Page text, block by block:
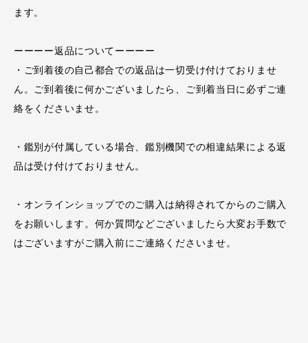
ます。
ーーーー返品についてーーーー
・ご到着後の自己都合での返品は一切受け付けておりませ
ん。ご到着後に何かございましたら、ご到着当日に必ずご連
絡をくださいませ。
・鑑別が付属している場合、鑑別機関での相違結果による返
品は受け付けておりません。
・オンラインショップでのご購入は納得されてからのご購入
をお願いします。何か質問などございましたら大変お手数で
はございますがご購入前にご連絡くださいませ。